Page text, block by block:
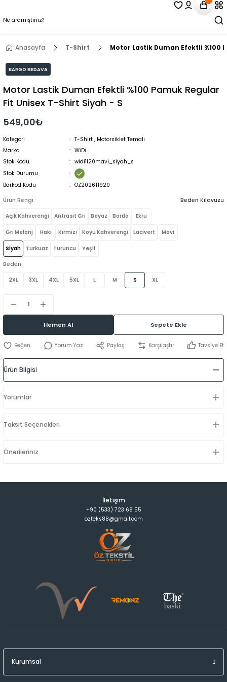
Anasayfa T-Shirt Motor Lastik Duman Efektli %100
KARGO BEDAVA
Motor Lastik Duman Efektli %100 Pamuk Regular
Fit Unisex T-Shirt Siyah - S
549,00₺
Kategori T-Shirt , Motorsiklet Temalı
Marka
WİDİ
Stok Kodu
widi1120mavi_siyah_s
Stok Durumu
Barkod Kodu
OZ2026T1920
Ürün Rengi
Açık Kahverengi Antrasit Gri Beyaz Bordo Ekru
Gri Melanj Haki Kırmızı Koyu Kahverengi Lacivert Mavi
Siyah Turkuaz Turuncu Yeşil
Beden
2XL 3XL 4XL 5XL L M S XL
Beden Kılavuzu
Hemen Al Sepete Ekle
Yorum Yaz Paylaş Karşılaştır Tavsiye Et
Ürün Bilgisi
Yorumlar
Taksit Seçenekleri
Önerileriniz
İletişim
+90 (533) 723 68 55
ozteks88@gmail.com
Kurumsal